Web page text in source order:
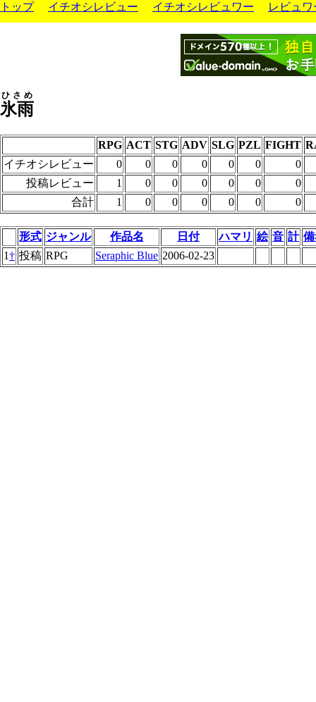
トップ イチオシレビュー イチオシレビュワー レビュワ
氷雨
ひさめ
RPG ACT STG ADV SLG PZL FIGHT
イチオシレビュー
0 0 0 0 0 0
0
投稿レビュー
1 0 0 0 0 0
0
合計
1 0 0 0 0 0 0
形式 ジャンル 作品名 日付 ハマリ 絵 音 計
1† 投稿 RPG Seraphic Blue 2006-02-23